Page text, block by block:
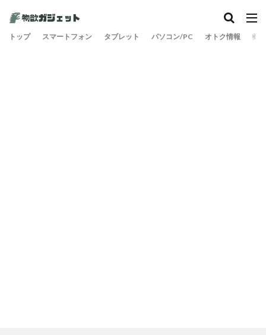
トップ スマートフォン タブレット パソコン/PC オトク情報 旅
カテゴリー